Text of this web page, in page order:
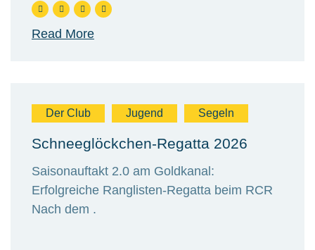
Read More
Der Club Jugend Segeln
Schneeglöckchen-Regatta 2026
Saisonauftakt 2.0 am Goldkanal:
Erfolgreiche Ranglisten-Regatta beim RCR
Nach dem .